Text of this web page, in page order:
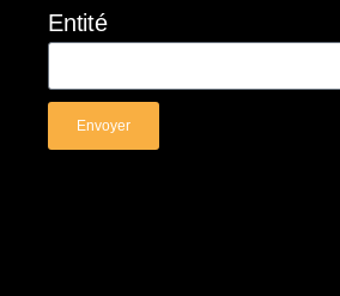
Entité
Envoyer